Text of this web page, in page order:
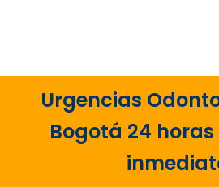
Urgencias
Bogotá 24 horas